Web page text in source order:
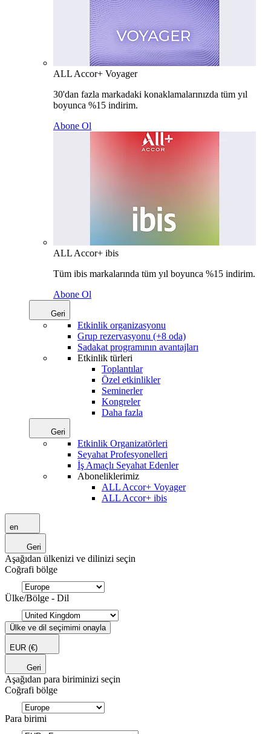
ALL Accor+ Voyager
30'dan fazla markadaki konaklamalarınızda tüm yıl
boyunca %15 indirim.
Abone Ol
ALL Accor+ ibis
Tüm ibis markalarında tüm yıl boyunca %15 indirim.
Abone Ol
Geri
Etkinlik organizasyonu
Grup rezervasyonu (+8 oda)
Sadakat programının avantajları
Etkinlik türleri
Toplantılar
Özel etkinlikler
Seminerler
Kongreler
Daha fazla
Geri
Etkinlik Organizatörleri
Seyahat Profesyonelleri
İş Amaçlı Seyahat Edenler
Aboneliklerimiz
ALL Accor+ Voyager
ALL Accor+ ibis
en
Geri
Aşağıdan ülkenizi ve dilinizi seçin
Coğrafi bölge
Ülke/Bölge - Dil
Ülke ve dil seçimimi onayla
EUR (€)
Geri
Aşağıdan para biriminizi seçin
Coğrafi bölge
Para birimi